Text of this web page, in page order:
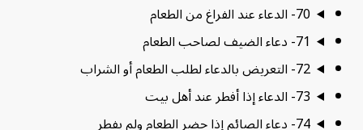
70- الدعاء عند الفراغ من الطعام
71- دعاء الضيف لصاحب الطعام
72- التعريض بالدعاء لطلب الطعام أو الشراب
73- الدعاء إذا أفطر عند أهل بيت
74- دعاء الصائم إذا حضر الطعام ولم يفطر